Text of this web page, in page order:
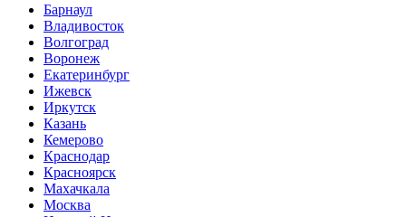
Барнаул
Владивосток
Волгоград
Воронеж
Екатеринбург
Ижевск
Иркутск
Казань
Кемерово
Краснодар
Красноярск
Махачкала
Москва